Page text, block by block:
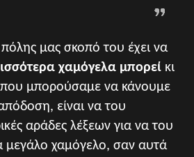
μας σκοπό του έχει να
χαμόγελα μπορεί κι
που μπορούσαμε να κάνουμε
είναι να του
αράδες λέξεων για να του
μεγάλο χαμόγελο, σαν αυτά